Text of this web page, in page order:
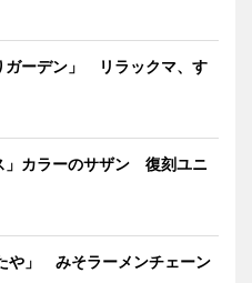
ガーデン」 リラックマ、す
」カラーのサザン 復刻ユニ
や」 みそラーメンチェーン